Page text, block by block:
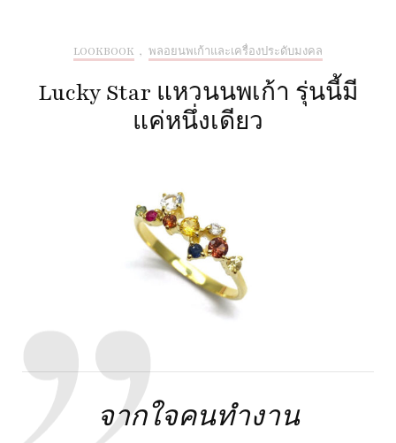
LOOKBOOK , พลอยนพเก้าและเครื่องประดับมงคล
Lucky Star แหวนนพเก้า รุ่นนี้มี
แค่หนึ่งเดียว
จากใจคนทำงาน